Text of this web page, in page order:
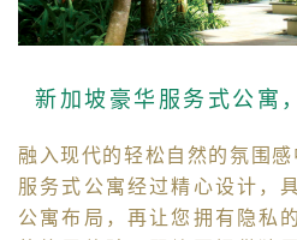
新加坡豪华服务式公寓
融入现代的轻松自然的氛围
服务式公寓经过精心设计，
公寓布局，再让您拥有隐私